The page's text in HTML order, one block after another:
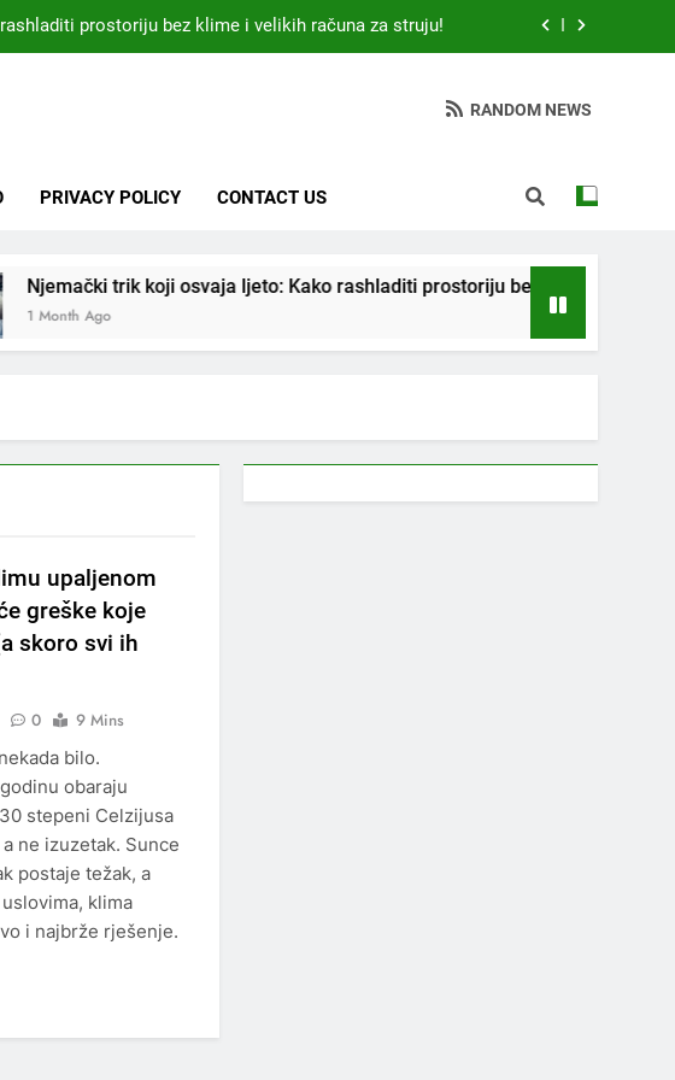
prostoriju bez klime i velikih računa za struju!
sa odjeće skida jedno sredstvo koje svi imamo u kući
čuvaju godinama
nakon infarkta otkrio: Ove 4 jutarnje navike nikada ne
praktikujem prije 9 sati – mnogi ih rade svakog dana!
sa odjeće skida jedno sredstvo koje svi imamo u kući
RANDOM NEWS
PRIVACY POLICY CONTACT US
trik koji osvaja ljeto: Kako rashladiti prostoriju bez klime i velikih računa
Ago
upaljenom
greške koje
skoro svi ih
0
9 Mins
bilo.
obaraju
stepeni Celzijusa
ne izuzetak. Sunce
postaje težak, a
klima
i najbrže rješenje.